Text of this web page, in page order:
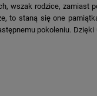
wszak rodzice, zamiast
to staną się one
pokoleniu. Dzięki